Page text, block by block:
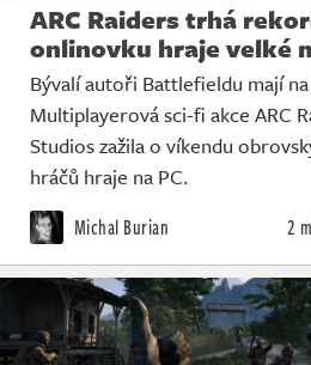
ARC Raiders trhá
onlinovku hraje velké
Bývalí autoři Battlefieldu mají
Multiplayerová sci-fi akce ARC
Studios zažila o víkendu
hráčů hraje na PC.
Michal Burian 2